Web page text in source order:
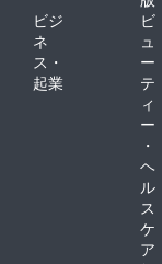
ビジ
ネ
ス・
起業
ビ
ュ
ー
テ
ィ
ー
・
ヘ
ル
ス
ケ
ア